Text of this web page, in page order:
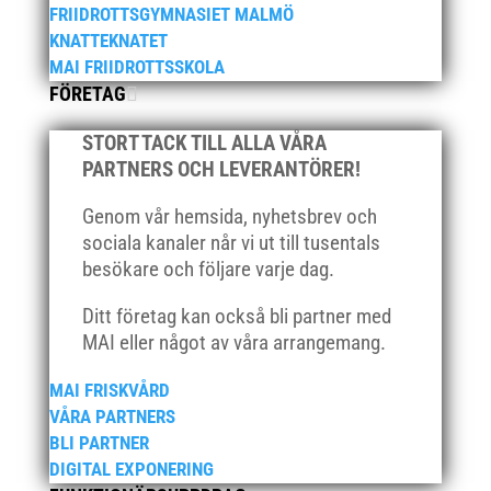
FRIIDROTTSGYMNASIET MALMÖ
KNATTEKNATET
MAI FRIIDROTTSSKOLA
FÖRETAG
STORT TACK TILL ALLA VÅRA
PARTNERS OCH LEVERANTÖRER!
Genom vår hemsida, nyhetsbrev och
sociala kanaler når vi ut till tusentals
besökare och följare varje dag.
Ditt företag kan också bli partner med
MAI eller något av våra arrangemang.
MAI FRISKVÅRD
VÅRA PARTNERS
BLI PARTNER
DIGITAL EXPONERING
oktober 2022
september 2022
augusti 2022
juni 2022
april 2022
mars 2022
januari 2022
december 2021
november 2021
oktober 2021
september 2021
maj 2021
april 2021
mars 2021